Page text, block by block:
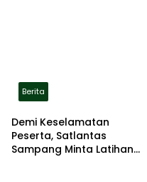
Berita
Demi Keselamatan
Peserta, Satlantas
Sampang Minta Latihan